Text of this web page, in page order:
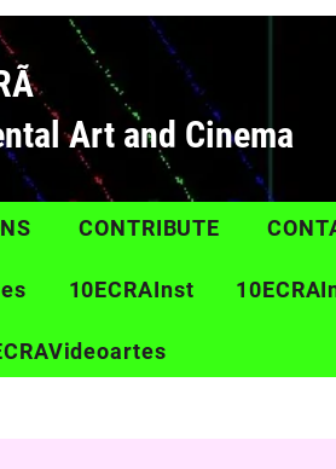
Art and Cinema
CONTRIBUTE
10ECRAInst